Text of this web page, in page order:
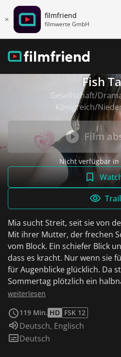
filmfriend
filmwerte GmbH
Fish
Gesellschaft/
Königreich/
Film
Nicht verfügbar in
Mia sucht Streit, seit sie von
Mit ihrer Mutter, der frechen
vom Block. Ein schiefer Blick
dass es kracht. Nur wenn sie
für Augenblicke glücklich. Da
Sommertag plötzlich ein
Küche: Connor der neue
eine Ahnung von
dieser Mann, der kommt und
Einen Vater, einen Kumpel oder mehr?
weiterlesen
119 Min. HD FSK 12
Sprache:
Deutsch, Englisch
Untertitel:
Deutsch